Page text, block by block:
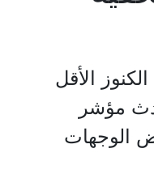
الأقل
مؤشر
الوجهات